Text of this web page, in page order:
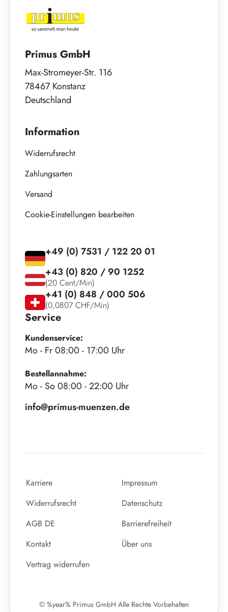
Primus GmbH
Max-Stromeyer-Str. 116
78467 Konstanz
Deutschland
Information
Widerrufsrecht
Zahlungsarten
Versand
Cookie-Einstellungen bearbeiten
Service
Kundenservice:
Mo - Fr 08:00 - 17:00 Uhr
Bestellannahme:
Mo - So 08:00 - 22:00 Uhr
info@primus-muenzen.de
+49 (0) 7531 / 122 20 01
+43 (0) 820 / 90 1252
(20 Cent/Min)
+41 (0) 848 / 000 506
(0,0807 CHF/Min)
Karriere
Impressum
Widerrufsrecht
Datenschutz
AGB DE
Barrierefreiheit
Kontakt
Über uns
Vertrag widerrufen
© %year% Primus GmbH Alle Rechte Vorbehalten